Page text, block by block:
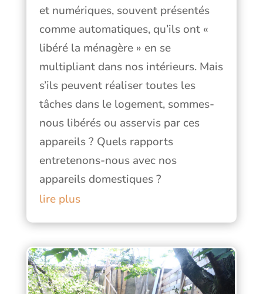
et numériques, souvent présentés
comme automatiques, qu’ils ont «
libéré la ménagère » en se
multipliant dans nos intérieurs. Mais
s’ils peuvent réaliser toutes les
tâches dans le logement, sommes-
nous libérés ou asservis par ces
appareils ? Quels rapports
entretenons-nous avec nos
appareils domestiques ?
lire plus